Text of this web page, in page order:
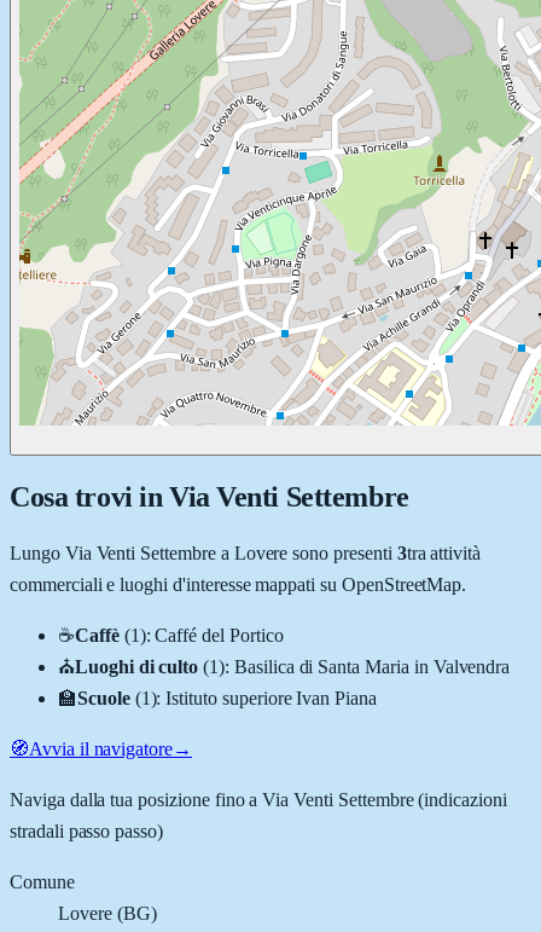
Cosa trovi in Via Venti Settembre
Lungo Via Venti Settembrea Lovere sono presenti 3tra attività
commerciali e luoghi d'interesse mappati su OpenStreetMap.
☕Caffè (1):Caffé del Portico
⛪Luoghi di culto (1): Basilica di Santa Maria in Valvendra
🏫Scuole (1):Istituto superiore Ivan Piana
🧭Avvia il navigatore→
Naviga dalla tua posizione fino aVia Venti Settembre(indicazioni
stradali passo passo)
Comune
Lovere(BG)